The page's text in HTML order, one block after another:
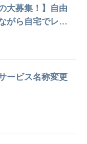
大募集！】自由
がら自宅でレセ
ービス名称変更